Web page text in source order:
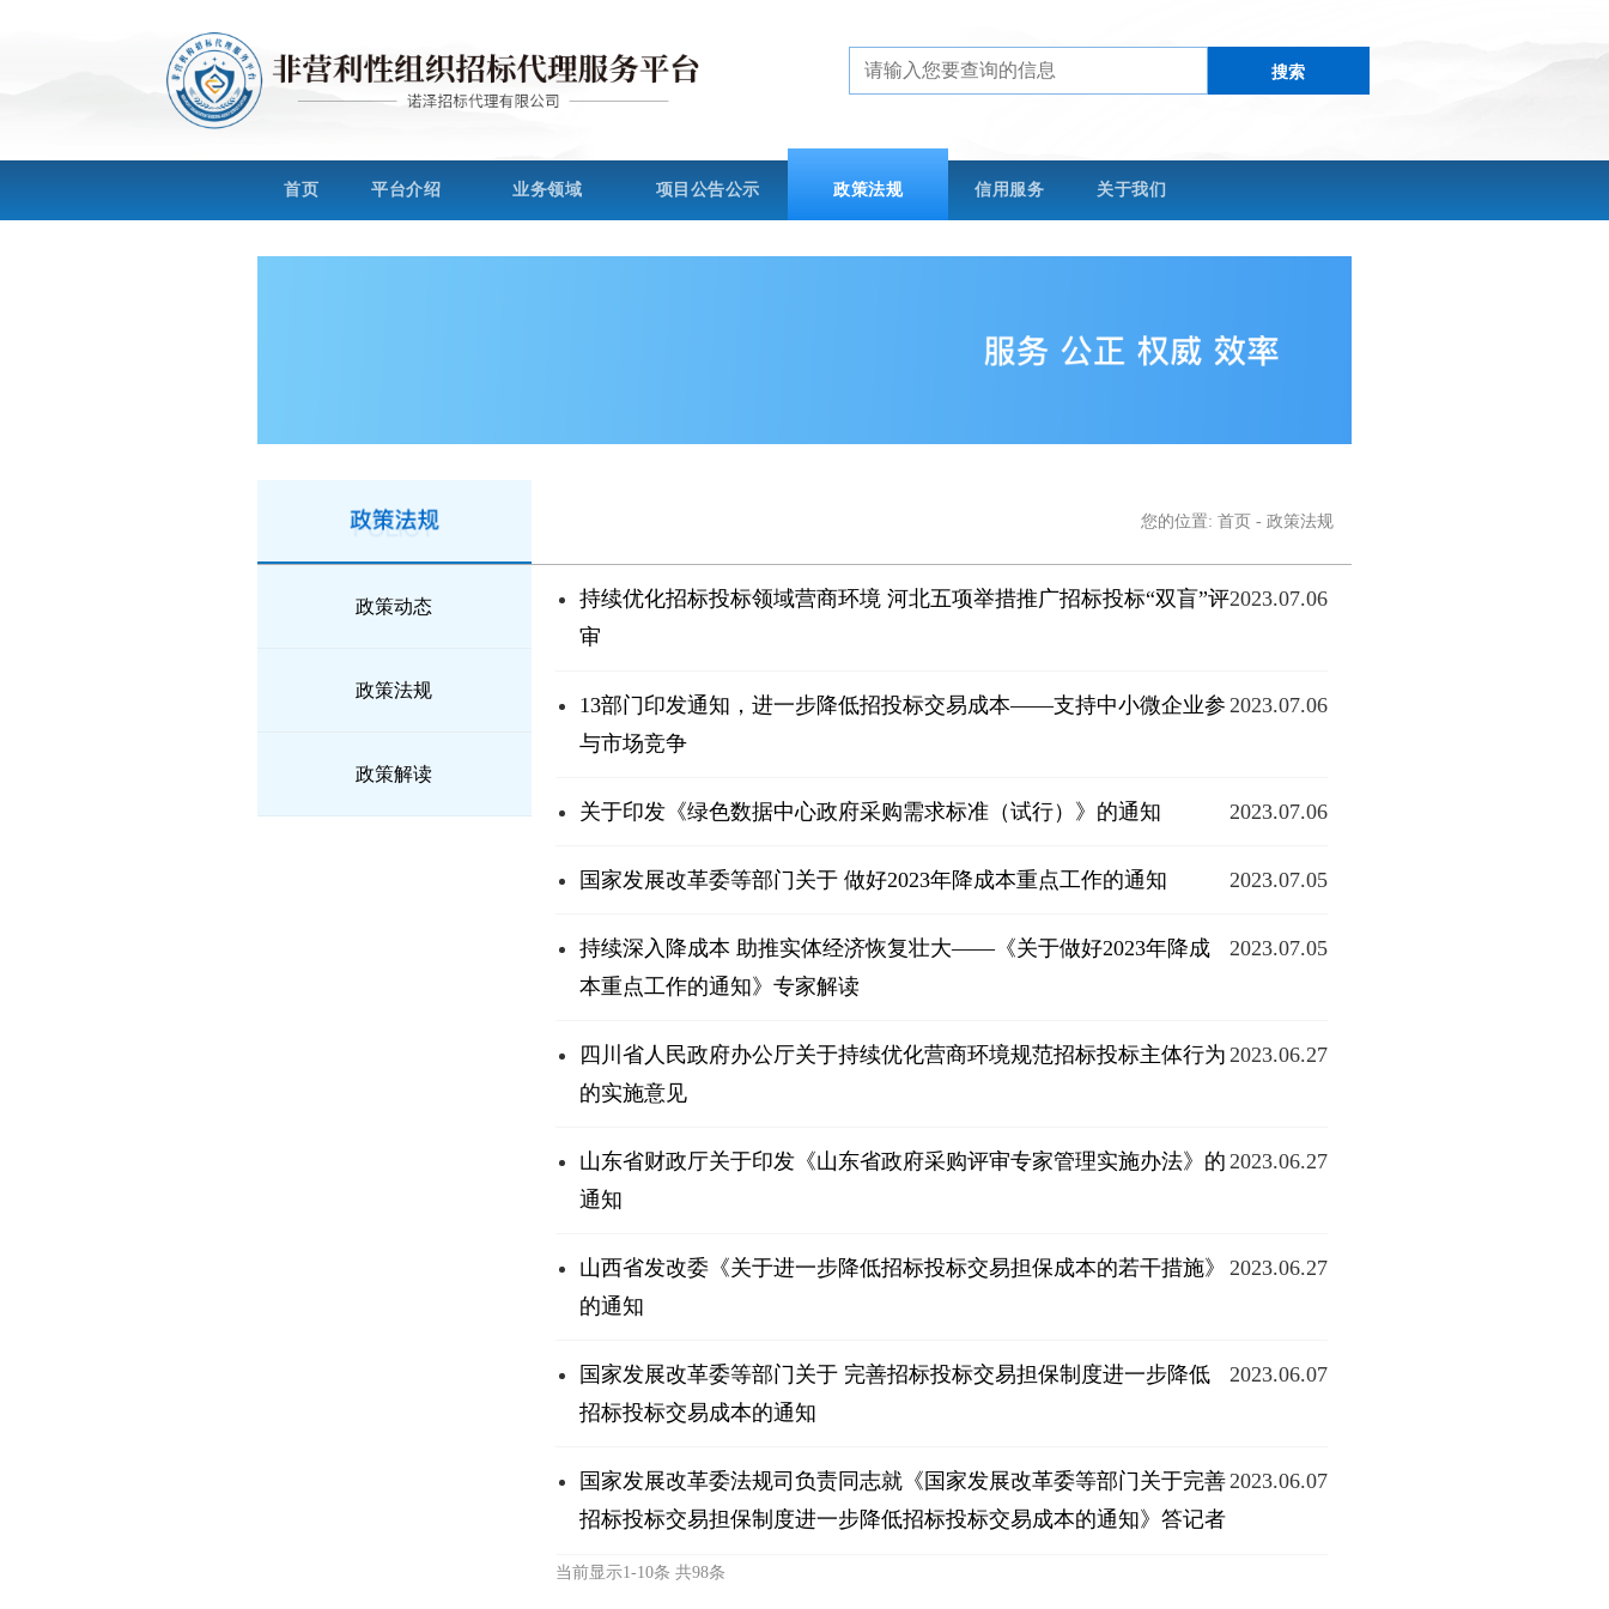
搜索
首页 平台介绍 业务领域 项目公告公示 政策法规 信用服务 关于我们
您的位置: 首页 - 政策法规
政策动态
政策法规
政策解读
持续优化招标投标领域营商环境 河北五项举措推广招标投标“双盲”评
审
2023.07.06
13部门印发通知，进一步降低招投标交易成本——支持中小微企业参
与市场竞争
2023.07.06
关于印发《绿色数据中心政府采购需求标准（试行）》的通知 2023.07.06
国家发展改革委等部门关于 做好2023年降成本重点工作的通知 2023.07.05
持续深入降成本 助推实体经济恢复壮大——《关于做好2023年降成
本重点工作的通知》专家解读
2023.07.05
四川省人民政府办公厅关于持续优化营商环境规范招标投标主体行为
的实施意见
2023.06.27
山东省财政厅关于印发《山东省政府采购评审专家管理实施办法》的
通知
2023.06.27
山西省发改委《关于进一步降低招标投标交易担保成本的若干措施》
的通知
2023.06.27
国家发展改革委等部门关于 完善招标投标交易担保制度进一步降低
招标投标交易成本的通知
2023.06.07
国家发展改革委法规司负责同志就《国家发展改革委等部门关于完善
招标投标交易担保制度进一步降低招标投标交易成本的通知》答记者
2023.06.07
当前显示1-10条 共98条